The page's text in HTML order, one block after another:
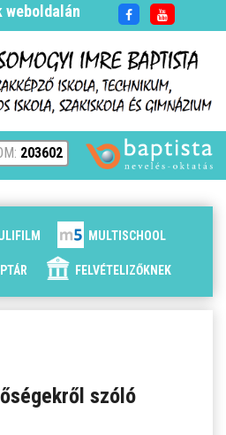
weboldalán
203602
MULTISCHOOL
FELVÉTELIZŐKNEK
szóló